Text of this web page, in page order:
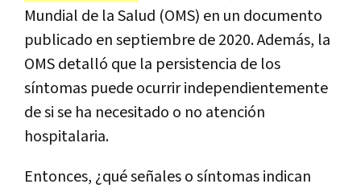
Mundial de la Salud (OMS) en un documento
publicado en septiembre de 2020. Además, la
OMS detalló que la persistencia de los
síntomas puede ocurrir independientemente
de si se ha necesitado o no atención
hospitalaria.
Entonces, ¿qué señales o síntomas indican